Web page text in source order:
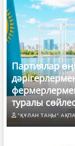
Партиялар
туралы
"ҚҰЛАН ТАҢЫ"